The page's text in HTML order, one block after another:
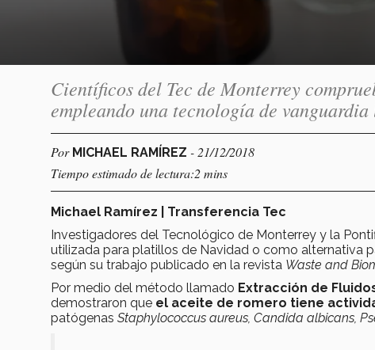
Científicos del Tec de Monterrey
empleando una tecnología de
Por MICHAEL RAMÍREZ - 21/12/2018
Tiempo estimado de lectura:2 mins
Michael Ramírez | Transferencia Tec
Investigadores del Tecnológico de Monterrey y la
utilizada para platillos de Navidad o como alternativa
según su trabajo publicado en la revista Waste and
Por medio del método llamado Extracción de
demostraron que el aceite de romero tiene
patógenas Staphylococcus aureus, Candida albicans,